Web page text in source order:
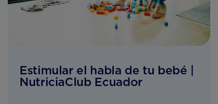
Estimular el habla de tu bebé |
NutriciaClub Ecuador